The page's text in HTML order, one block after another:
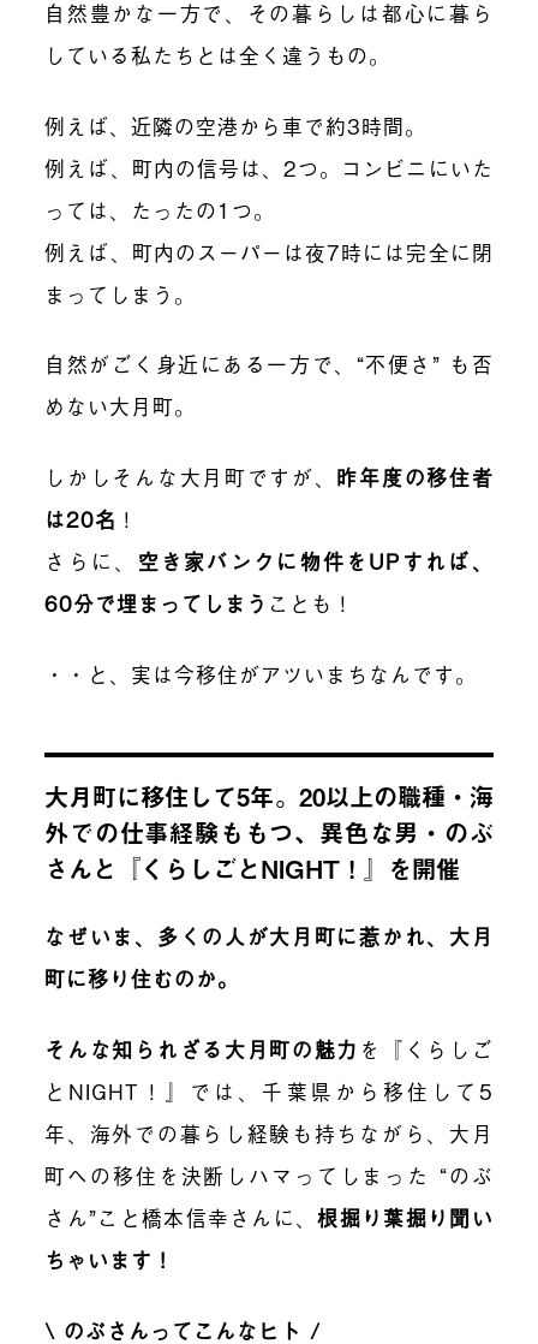
自然豊かな一方で、その暮らしは都心に暮ら
している私たちとは全く違うもの。
例えば、近隣の空港から車で約3時間。
例えば、町内の信号は、2つ。コンビニにいた
っては、たったの1つ。
例えば、町内のスーパーは夜7時には完全に閉
まってしまう。
自然がごく身近にある一方で、“不便さ” も否
めない大月町。
しかしそんな大月町ですが、 昨年度の移住者
は20名 ！
さらに、 空き家バンクに物件をUPすれば、
60分で埋まってしまう ことも！
・・と、実は今移住がアツいまちなんです。
大月町に移住して5年。20以上の職種・海
外での仕事経験ももつ、異色な男・のぶ
さんと『くらしごとNIGHT！』を開催
なぜいま、多くの人が大月町に惹かれ、大月
町に移り住むのか。
そんな知られざる大月町の魅力 を『くらしご
とNIGHT！』では、千葉県から移住して5
年、海外での暮らし経験も持ちながら、大月
町への移住を決断しハマってしまった “のぶ
さん”こと橋本信幸さんに、根掘り葉掘り聞い
ちゃいます！
\ のぶさんってこんなヒト /